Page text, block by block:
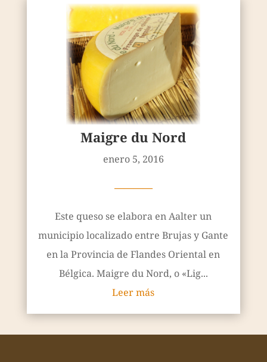
Maigre du Nord
enero 5, 2016
————
Este queso se elabora en Aalter un
municipio localizado entre Brujas y Gante
en la Provincia de Flandes Oriental en
Bélgica. Maigre du Nord, o «Lig...
Leer más